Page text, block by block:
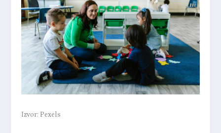
Izvor: Pexels